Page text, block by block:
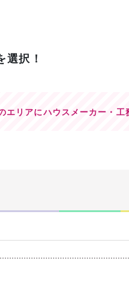
選択！
エリアにハウスメーカー・工